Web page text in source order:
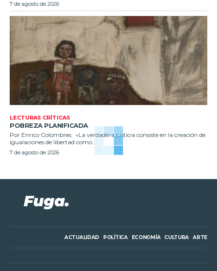
7 de agosto de 2026
LECTURAS CRÍTICAS
POBREZA PLANIFICADA
Por Enrico Colombres. «La verdadera justicia consiste en la creación de
igualaciones de libertad como...
7 de agosto de 2026
ACTUALIDAD POLÍTICA ECONOMÍA CULTURA ARTE